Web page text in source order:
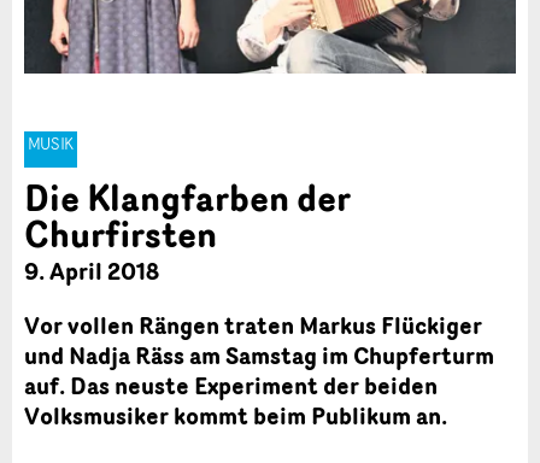
MUSIK
Die Klangfarben der
Churfirsten
9. April 2018
Vor vollen Rängen traten Markus Flückiger
und Nadja Räss am Samstag im Chupferturm
auf. Das neuste Experiment der beiden
Volksmusiker kommt beim Publikum an.